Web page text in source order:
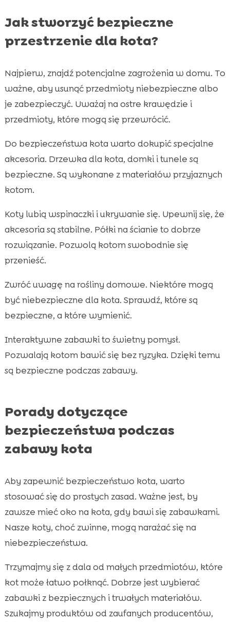
Jak stworzyć bezpieczne
przestrzenie dla kota?
Najpierw, znajdź potencjalne zagrożenia w domu. To
ważne, aby usunąć przedmioty niebezpieczne albo
je zabezpieczyć. Uważaj na ostre krawędzie i
przedmioty, które mogą się przewrócić.
Do bezpieczeństwa kota warto dokupić specjalne
akcesoria. Drzewka dla kota, domki i tunele są
bezpieczne. Są wykonane z materiałów przyjaznych
kotom.
Koty lubią wspinaczki i ukrywanie się. Upewnij się, że
akcesoria są stabilne. Półki na ścianie to dobrze
rozwiązanie. Pozwolą kotom swobodnie się
przenieść.
Zwróć uwagę na rośliny domowe. Niektóre mogą
być niebezpieczne dla kota. Sprawdź, które są
bezpieczne, a które wymienić.
Interaktywne zabawki to świetny pomysł.
Pozwalają kotom bawić się bez ryzyka. Dzięki temu
są bezpieczne podczas zabawy.
Porady dotyczące
bezpieczeństwa podczas
zabawy kota
Aby zapewnić bezpieczeństwo kota, warto
stosować się do prostych zasad. Ważne jest, by
zawsze mieć oko na kota, gdy bawi się zabawkami.
Nasze koty, choć zwinne, mogą narażać się na
niebezpieczeństwa.
Trzymajmy się z dala od małych przedmiotów, które
kot może łatwo połknąć. Dobrze jest wybierać
zabawki z bezpiecznych i trwałych materiałów.
Szukajmy produktów od zaufanych producentów,